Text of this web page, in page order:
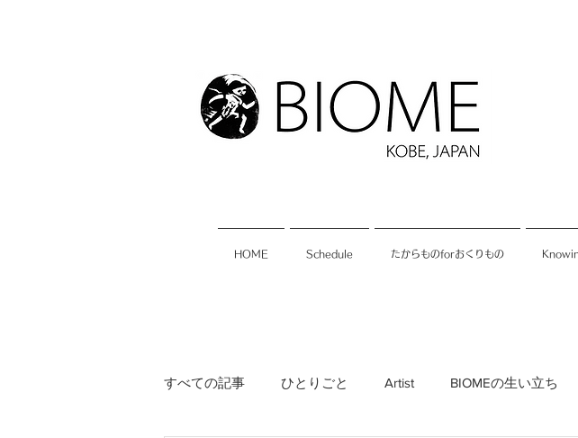
HOME Schedule たからものforおくりもの
すべての記事 ひとりごと Artist BIOMEの生い立ち